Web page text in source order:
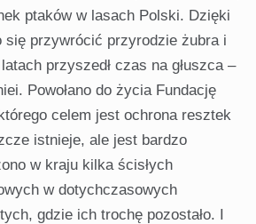
ptaków w lasach Polski. Dzięki
się przywrócić przyrodzie żubra i
przyszedł czas na głuszca –
Powołano do życia Fundację
celem jest ochrona resztek
istnieje, ale jest bardzo
w kraju kilka ścisłych
w dotychczasowych
gdzie ich trochę pozostało. I